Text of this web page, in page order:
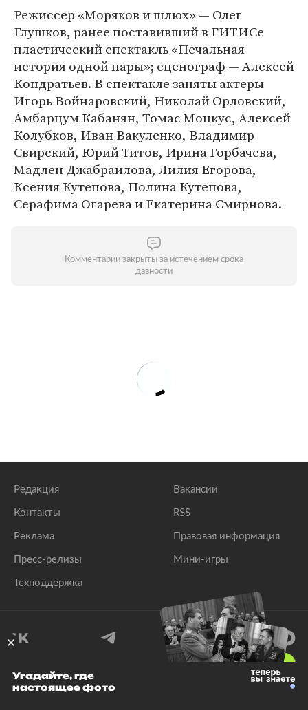
Режиссер «Моряков и шлюх» — Олег
Глушков, ранее поставивший в ГИТИСе
пластический спектакль «Печальная
история одной пары»; сценограф — Алексей
Кондратьев. В спектакле заняты актеры
Игорь Войнаровский, Николай Орловский,
Амбарцум Кабанян, Томас Моцкус, Алексей
Колубков, Иван Вакуленко, Владимир
Свирский, Юрий Титов, Ирина Горбачева,
Мадлен Джабраилова, Лилия Егорова,
Ксения Кутепова, Полина Кутепова,
Серафима Огарева и Екатерина Смирнова.
Комментарии закрыты за истечением срока
давности
Редакция
Контакты
Реклама
Пресс-релизы
Техподдержка
Вакансии
RSS
Правовая информация
Мини-игры
© 1999–2026 Все права защищены.
Угадайте, где
настоящее фото